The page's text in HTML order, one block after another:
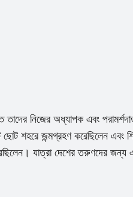
নিজের অধ্যাপক এবং
ছোট শহরে জন্মগ্রহণ করেছিলেন এবং
যাত্রা দেশের তরুণদের জন্য